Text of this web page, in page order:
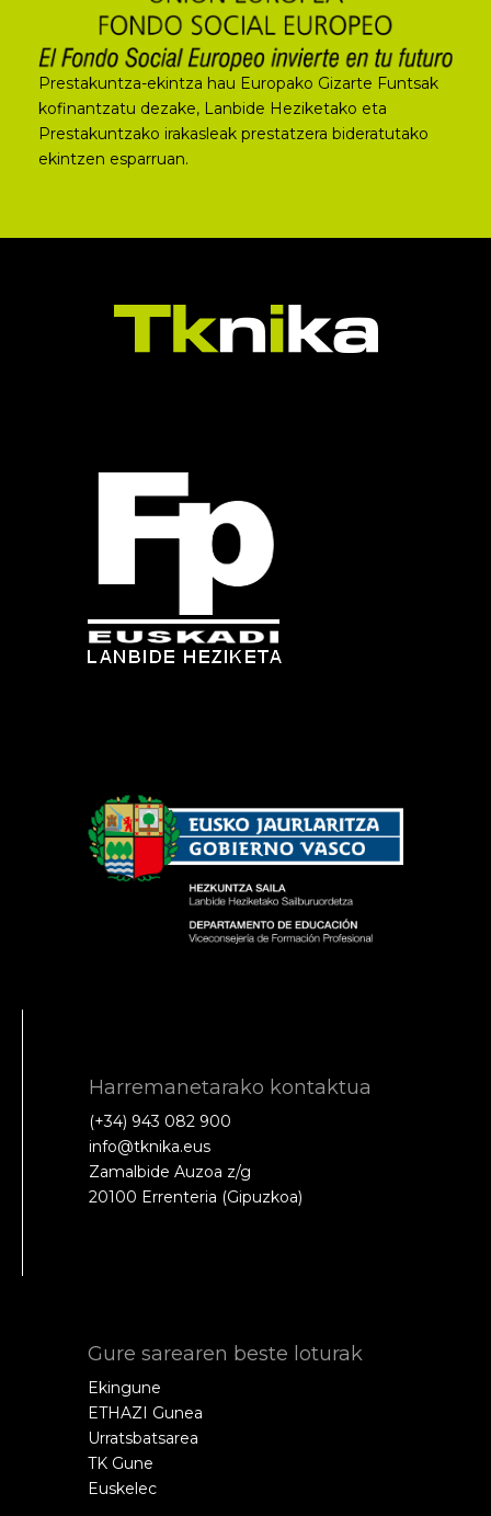
Prestakuntza-ekintza hau Europako Gizarte Funtsak
kofinantzatu dezake, Lanbide Heziketako eta
Prestakuntzako irakasleak prestatzera bideratutako
ekintzen esparruan.
Harremanetarako kontaktua
(+34) 943 082 900
info@tknika.eus
Zamalbide Auzoa z/g
20100 Errenteria (Gipuzkoa)
Gure sarearen beste loturak
Ekingune
ETHAZI Gunea
Urratsbatsarea
TK Gune
Euskelec